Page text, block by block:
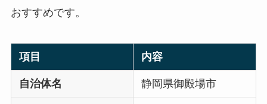
おすすめです。
項目 内容
自治体名 静岡県御殿場市